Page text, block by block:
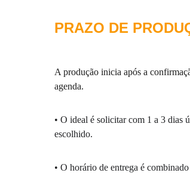
A produção inicia após a
agenda.
• O ideal é solicitar com 1 a 3 dias
escolhido.
• O horário de entrega é
PRAZO DE